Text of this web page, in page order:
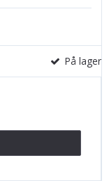
På lager